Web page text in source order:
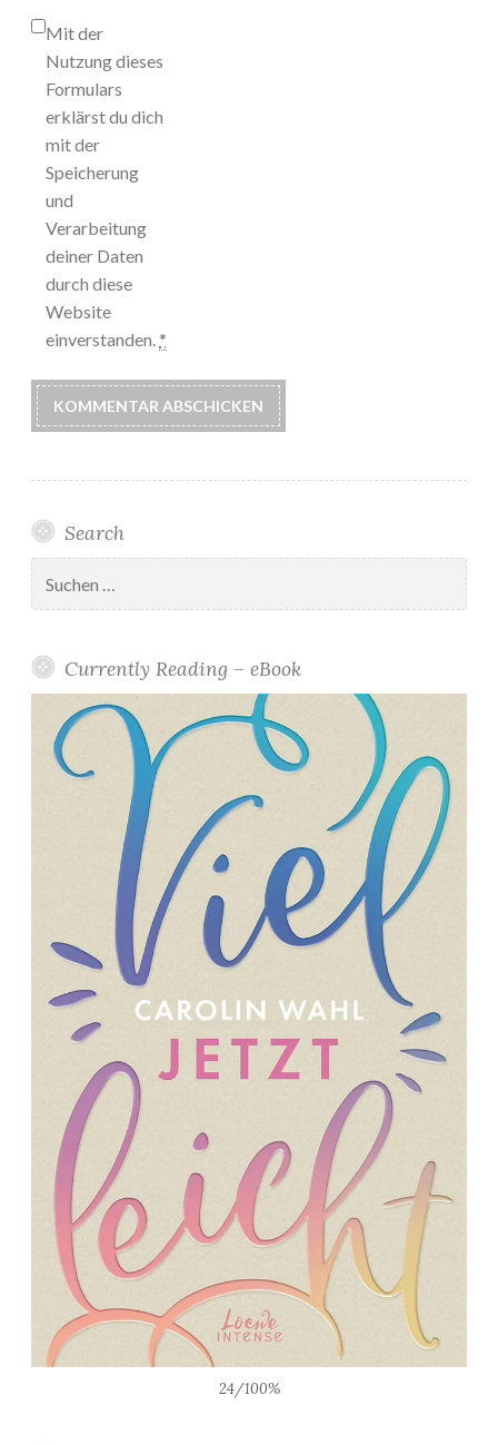
Mit der
Nutzung dieses
Formulars
erklärst du dich
mit der
Speicherung
und
Verarbeitung
deiner Daten
durch diese
Website
einverstanden. *
Search
nach:
Currently Reading – eBook
24/100%